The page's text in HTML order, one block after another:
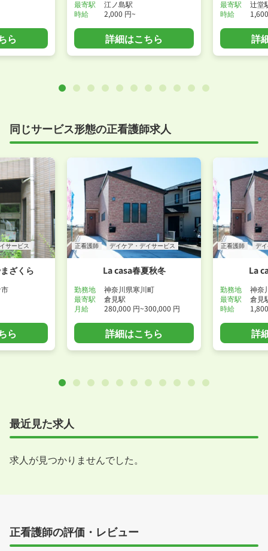
ら
最寄駅
江ノ島駅
時給
2,000 円~
詳細はこちら
最寄駅
辻堂
時給
詳
同じサービス形態の正看護師求人
サービス
ざくら
ら
正看護師 デイケア・デイサービス
La casa春夏秋冬
勤務地
神奈川県寒川町
最寄駅
倉見駅
月給
280,000 円~300,000 円
詳細はこちら
正看護師 デ
La
勤務地
神奈
最寄駅
倉見
時給
詳
最近見た求人
求人が見つかりませんでした。
正看護師の評価・レビュー